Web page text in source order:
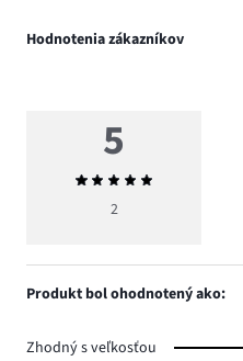
Hodnotenia zákazníkov
5
Priemerné
hodnotenie
2
Produkt bol ohodnotený ako:
Zhodný s veľkosťou